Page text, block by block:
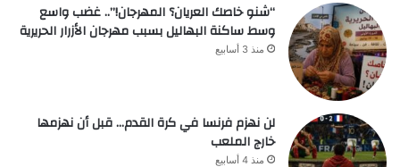
“شنو خاصك العريان؟ المهرجان!”.. غضب واسع
وسط ساكنة البهاليل بسبب مهرجان الأزرار الحريرية
منذ 3 أسابيع
لن نهزم فرنسا في كرة القدم… قبل أن نهزمها
خارج الملعب
منذ 4 أسابيع